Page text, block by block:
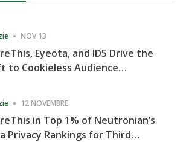
NOV 13
Eyeota, and ID5 Drive the
to Cookieless Audience
12 NOVEMBRE
in Top 1% of Neutronian’s
Privacy Rankings for Third